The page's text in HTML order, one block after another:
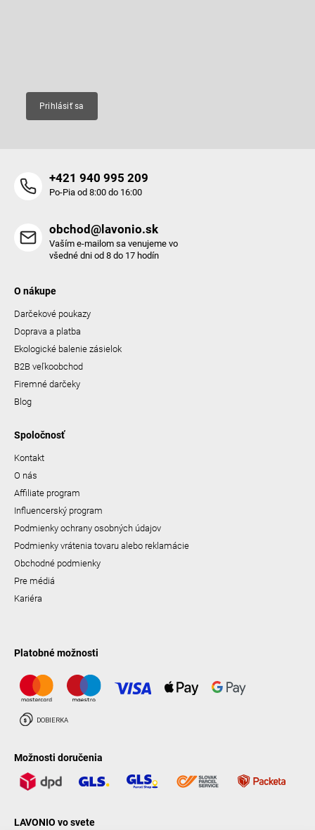
Prihlásiť sa
+421 940 995 209
Po-Pia od 8:00 do 16:00
obchod@lavonio.sk
Vaším e-mailom sa venujeme vo
všedné dni od 8 do 17 hodín
O nákupe
Darčekové poukazy
Doprava a platba
Ekologické balenie zásielok
B2B veľkoobchod
Firemné darčeky
Blog
Spoločnosť
Kontakt
O nás
Affiliate program
Influencerský program
Podmienky ochrany osobných údajov
Podmienky vrátenia tovaru alebo reklamácie
Obchodné podmienky
Pre médiá
Kariéra
Platobné možnosti
Možnosti doručenia
LAVONIO vo svete